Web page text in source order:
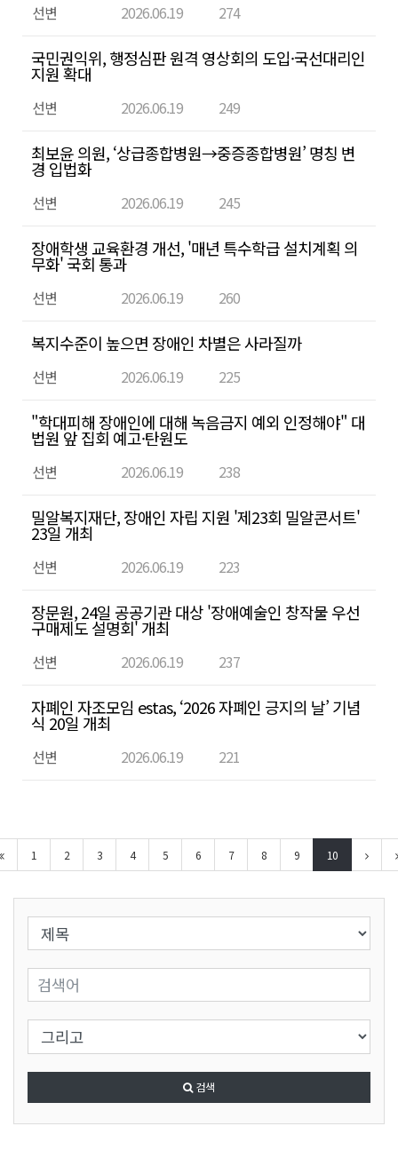
수
있
습
니
다.
선변 2026.06.19 274
국민권익위, 행정심판 원격 영상회의 도입·국선대리인
지원 확대
선변 2026.06.19 249
최보윤 의원, ‘상급종합병원→중증종합병원’ 명칭 변
경 입법화
선변 2026.06.19 245
장애학생 교육환경 개선, '매년 특수학급 설치계획 의
무화' 국회 통과
선변 2026.06.19 260
복지수준이 높으면 장애인 차별은 사라질까
선변 2026.06.19 225
"학대피해 장애인에 대해 녹음금지 예외 인정해야" 대
법원 앞 집회 예고·탄원도
선변 2026.06.19 238
밀알복지재단, 장애인 자립 지원 '제23회 밀알콘서트'
23일 개최
선변 2026.06.19 223
장문원, 24일 공공기관 대상 '장애예술인 창작물 우선
구매제도 설명회' 개최
선변 2026.06.19 237
자폐인 자조모임 estas, ‘2026 자폐인 긍지의 날’ 기념
식 20일 개최
선변 2026.06.19 221
1 2 3 4 5 6 7 8 9 10
검색 조건 선택
검색어 입력
검색 조건 선택
검색